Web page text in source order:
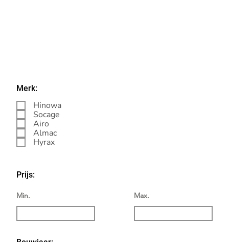
Merk:
Hinowa
Socage
Airo
Almac
Hyrax
Max.
Min.
Prijs: